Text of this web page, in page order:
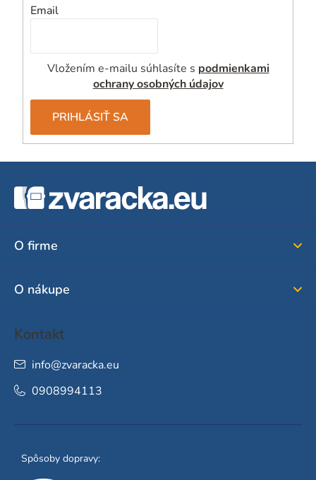
ý
i
s
u
Email
Vložením e-mailu súhlasíte s podmienkami
ochrany osobných údajov
PRIHLÁSIŤ SA
O firme
O nákupe
Kontakt
info@zvaracka.eu
0908994113
Spôsoby dopravy: